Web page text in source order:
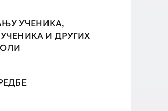
УЧЕНИКА,
И ДРУГИХ